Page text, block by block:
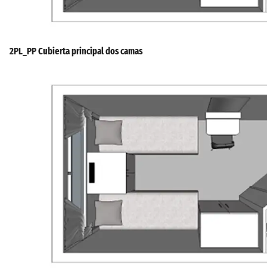
2PL_PP Cubierta principal dos camas